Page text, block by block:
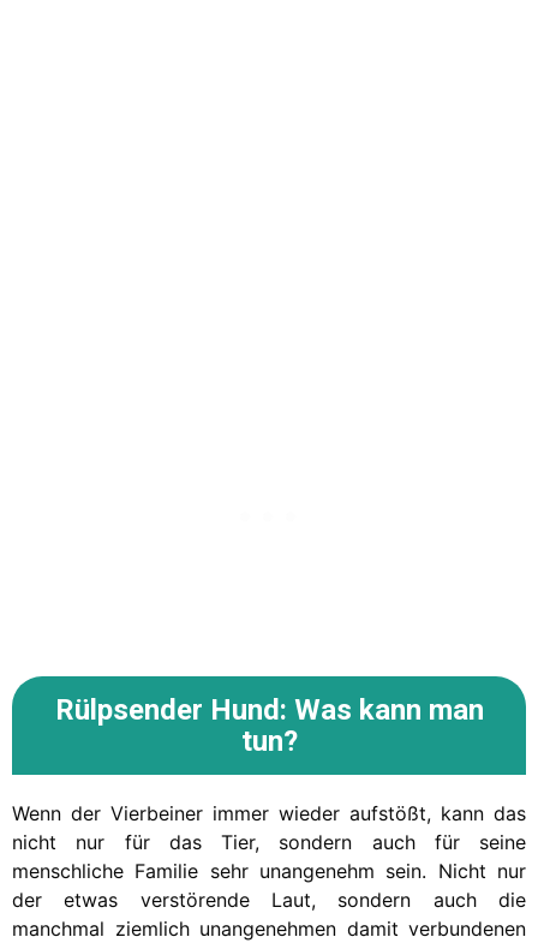
Rülpsender Hund: Was kann man
tun?
Wenn der Vierbeiner immer wieder aufstößt, kann das
nicht nur für das Tier, sondern auch für seine
menschliche Familie sehr unangenehm sein. Nicht nur
der etwas verstörende Laut, sondern auch die
manchmal ziemlich unangenehmen damit verbundenen